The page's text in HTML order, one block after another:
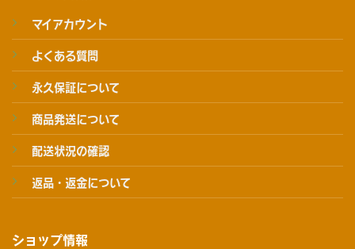
マイアカウント
よくある質問
永久保証について
商品発送について
配送状況の確認
返品・返金について
ショップ情報